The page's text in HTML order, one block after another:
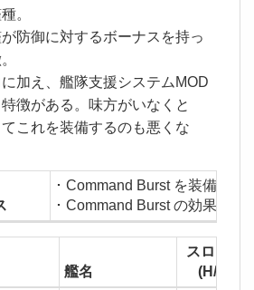
。
防御に対するボーナスを持っ
加え、艦隊支援システムMOD
徴がある。味方がいなくと
これを装備するのも悪くな
･ Command Burst を装備可能
･ Command Burst の効果範囲
艦名
スロット
(H/M/L)